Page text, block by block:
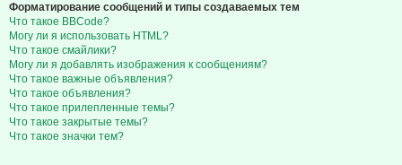
Форматирование сообщений и типы создаваемых тем
Что такое BBCode?
Могу ли я использовать HTML?
Что такое смайлики?
Могу ли я добавлять изображения к сообщениям?
Что такое важные объявления?
Что такое объявления?
Что такое прилепленные темы?
Что такое закрытые темы?
Что такое значки тем?